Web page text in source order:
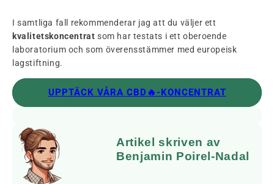
I samtliga fall rekommenderar jag att du väljer ett
kvalitetskoncentrat som har testats i ett oberoende
laboratorium och som överensstämmer med europeisk
lagstiftning.
UPPTÄCK VÅRA CBD🔥-KONCENTRAT
Artikel skriven av
Benjamin Poirel-Nadal